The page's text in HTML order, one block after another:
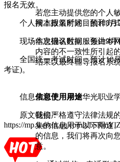
报名无效。
个人网上报名时间：预计8月
现场信息确认时间：预计9月1
全国统一考试时间：预计10月
考证)。
信息来源于：泉州华光职业学
原文链接：
https://mp.weixin.qq.com/s/
若您主动提供您的个人
按本政策所述目的和方
本次报名数据服务由本
内容的不一致性所引起
结果以最终辅导报名系
信息使用用途
我们严格遵守法律法规
集的信息用于以下用途
的信息，我们将再次向
意。